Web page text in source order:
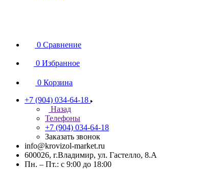
0 Сравнение
0 Избранное
0 Корзина
+7 (904) 034-64-18
Назад
Телефоны
+7 (904) 034-64-18
Заказать звонок
info@krovizol-market.ru
600026, г.Владимир, ул. Гастелло, 8.А
Пн. – Пт.: с 9:00 до 18:00